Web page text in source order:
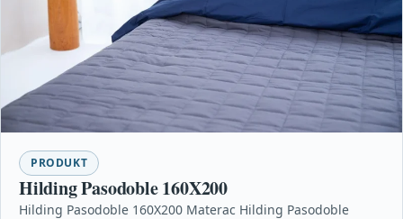
PRODUKT
Hilding Pasodoble 160X200
Hilding Pasodoble 160X200 Materac Hilding Pasodoble